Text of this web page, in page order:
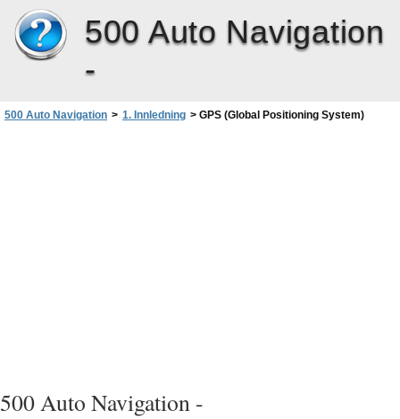
500 Auto Navigation
-
500 Auto Navigation > 1. Innledning > GPS (Global Positioning System)
500 Auto Navigation -